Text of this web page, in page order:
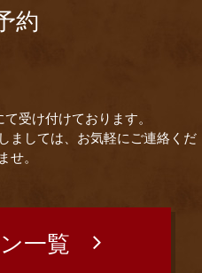
約
受け付けております。
ましては、お気軽にご連絡くだ
せ。
一覧